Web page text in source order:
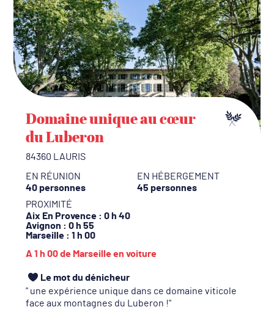
Domaine unique au cœur
du Luberon
84360 LAURIS
EN RÉUNION
40 personnes
EN HÉBERGEMENT
45 personnes
PROXIMITÉ
Aix En Provence : 0 h 40
Avignon : 0 h 55
Marseille : 1 h 00
A 1 h 00 de Marseille en voiture
Le mot du dénicheur
une expérience unique dans ce domaine viticole
face aux montagnes du Luberon !